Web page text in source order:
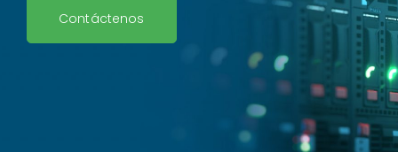
Contáctenos